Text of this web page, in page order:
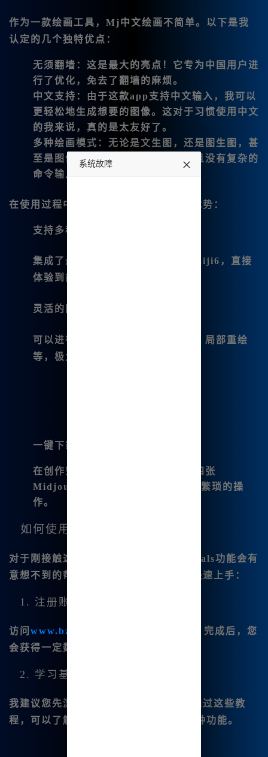
作为一款绘画工具， Mj中文绘画不简单。以下是我
认定的几个独特优点：
无须翻墙 ：这是最大的亮点！它专为中国用户进
行了优化，免去了翻墙的麻烦。
中文支持 ：由于这款app支持中文输入，我可以
更轻松地生成想要的图像。这对于习惯使用中文
的我来说，真的是太友好了。
多种绘画模式 ：无论是文生图，还是图生图，甚
至是图像混合，都能够快速实现并且没有复杂的
命令输入。
在使用过程中，我总结了它的几个核心优势：
支持多种版本的Midjourney
集成了最新的Midjourney V6.1和niji6，直接
体验到前沿的绘画技术。
灵活的图片编辑功能
可以进行微调、变幻、平移、扩图、局部重绘
等，极大地丰富了我的创作手段。
一键下载の便利性
在创作完毕后，只需一键即可保存四张
Midjourney四宫格的图像，省去了繁琐的操
作。
如何使用Mj中文绘画？
对于刚接触这款app的新手，使用Tutorials功能会有
意想不到的帮助。以下步骤可以帮助您快速上手：
1. 注册账户
访问 www.bz u.cn
，注册一个免费账户。完成后，您
会获得一定数量的积分用于首次创作。
2. 学习基本操作
我建议您先浏览一些基础的使用教程。通过这些教
程，可以了解如何利用
的各种功能。
系统故障